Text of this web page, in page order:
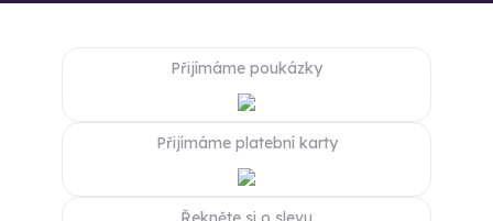
Přijímáme poukázky
Přijímáme platební karty